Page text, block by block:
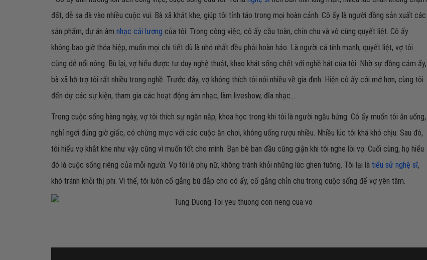
đất, dễ sa đà vào nhiều cuộc vui. Bà xã khắt khe, giúp tôi tỉnh táo trong mọi hoàn cảnh. Cô ấy là người đồng sản xuất các
sản phẩm, dự án âm nhạc cải lương của tôi. Trong công việc, cô ấy cầu toàn, chỉn chu và vô cùng quyết liệt. Cô ấy
không bao giờ thỏa hiệp, muốn mọi chi tiết dù là nhỏ nhất đều phải hoàn hảo. Là người cá tính mạnh, quyết liệt, vợ tôi
cũng dễ nổi nóng. Bù lại, vợ hiểu được tư duy nghệ thuật, khao khát sống chết với nghề hát của tôi. Nhờ sự đồng cảm ấy,
bà xã hỗ trợ tôi rất nhiều trong nghề. Trước đây, vợ không thích tôi nói nhiều về gia đình. Hiện cô ấy cởi mở hơn, cùng tôi
đến dự các sự kiện, tham gia các hoạt động âm nhạc, làm liveshow, đĩa nhạc...
Trong cuộc sống hàng ngày, vợ tôi thích sự ngăn nắp, khoa học trong khi tôi là người ngẫu hứng. Cô ấy muốn tôi ăn uống,
nghỉ ngơi đúng giờ giấc, có chừng mực với các cuộc ăn chơi, không uống rượu nhiều. Nhiều lúc tôi khá khó chịu. Sau đó,
tôi hiểu vợ khắt khe như vậy cũng vì muốn tốt cho mình. Bạn bè ban đầu cũng giận khi tôi nghe lời vợ. Cuối cùng, họ hiểu
đó là cuộc sống riêng của mỗi người. Vợ tôi là phụ nữ, không tránh khỏi những lúc ghen tuông. Tôi lại là tiểu sử nghệ sĩ,
khó tránh khỏi thị phi. Vì thế, tôi luôn cố gắng bù đắp cho cô ấy, cố gắng chỉn chu trong cuộc sống để vợ yên tâm.